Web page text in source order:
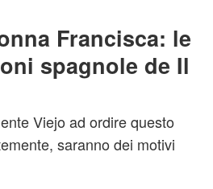
Francisca: le
spagnole de Il
Viejo ad ordire questo
saranno dei motivi